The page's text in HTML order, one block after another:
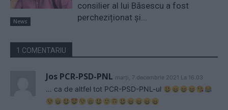
News
consilier al lui Băsescu a fost
percheziționat și...
1 COMENTARIU
Jos PCR-PSD-PNL marți, 7 decembrie 2021 La 16.03
… ca de altfel tot PCR-PSD-PNL-ul